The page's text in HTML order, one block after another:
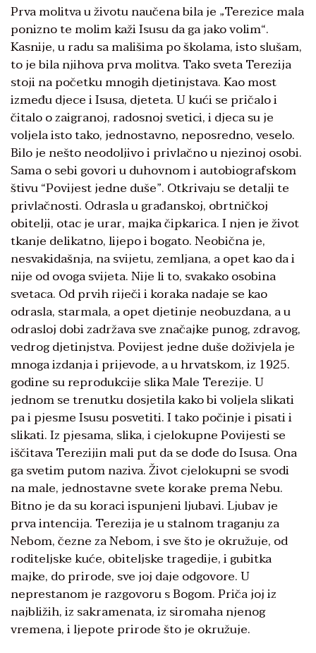
Prva molitva u životu naučena bila je „Terezice mala
ponizno te molim kaži Isusu da ga jako volim“.
Kasnije, u radu sa mališima po školama, isto slušam,
to je bila njihova prva molitva. Tako sveta Terezija
stoji na početku mnogih djetinjstava. Kao most
između djece i Isusa, djeteta. U kući se pričalo i
čitalo o zaigranoj, radosnoj svetici, i djeca su je
voljela isto tako, jednostavno, neposredno, veselo.
Bilo je nešto neodoljivo i privlačno u njezinoj osobi.
Sama o sebi govori u duhovnom i autobiografskom
štivu “Povijest jedne duše”. Otkrivaju se detalji te
privlačnosti. Odrasla u građanskoj, obrtničkoj
obitelji, otac je urar, majka čipkarica. I njen je život
tkanje delikatno, lijepo i bogato. Neobična je,
nesvakidašnja, na svijetu, zemljana, a opet kao da i
nije od ovoga svijeta. Nije li to, svakako osobina
svetaca. Od prvih riječi i koraka nadaje se kao
odrasla, starmala, a opet djetinje neobuzdana, a u
odrasloj dobi zadržava sve značajke punog, zdravog,
vedrog djetinjstva. Povijest jedne duše doživjela je
mnoga izdanja i prijevode, a u hrvatskom, iz 1925.
godine su reprodukcije slika Male Terezije. U
jednom se trenutku dosjetila kako bi voljela slikati
pa i pjesme Isusu posvetiti. I tako počinje i pisati i
slikati. Iz pjesama, slika, i cjelokupne Povijesti se
iščitava Terezijin mali put da se dođe do Isusa. Ona
ga svetim putom naziva. Život cjelokupni se svodi
na male, jednostavne svete korake prema Nebu.
Bitno je da su koraci ispunjeni ljubavi. Ljubav je
prva intencija. Terezija je u stalnom traganju za
Nebom, čezne za Nebom, i sve što je okružuje, od
roditeljske kuće, obiteljske tragedije, i gubitka
majke, do prirode, sve joj daje odgovore. U
neprestanom je razgovoru s Bogom. Priča joj iz
najbližih, iz sakramenata, iz siromaha njenog
vremena, i ljepote prirode što je okružuje.